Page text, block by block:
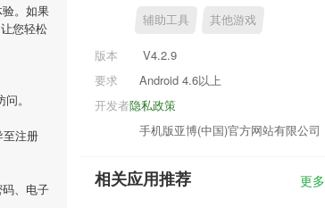
。如果
您轻松
。
注册
、电子
辅助工具 其他游戏
版本
V4.2.9
要求
Android 4.6以上
隐私政策
开发者
手机版亚博(中国)官方网站有限公司
相关应用推荐 更多